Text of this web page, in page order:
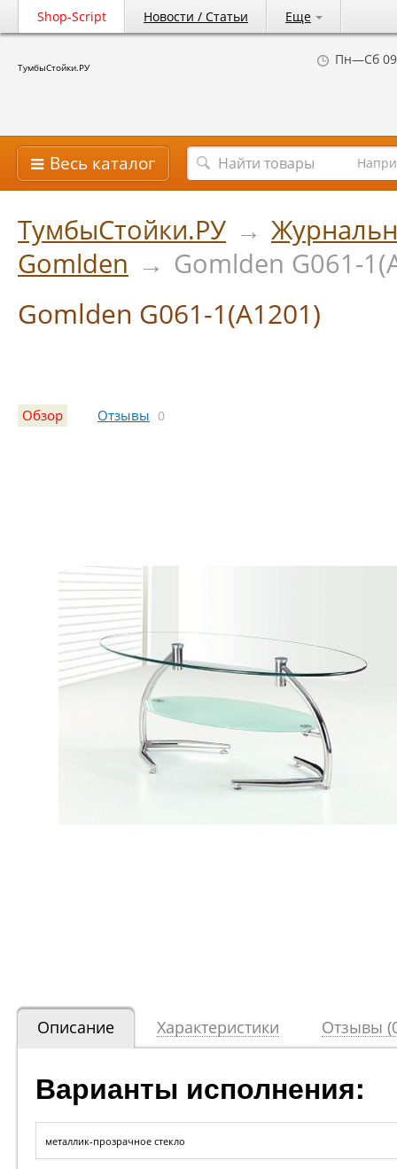
Shop-Script Новости / Статьи Еще
ТумбыСтойки.РУ Пн—Сб
Весь каталог
ТумбыСтойки.РУ →
Gomlden → Gomlden G061-
Gomlden G061-1(А1201)
Обзор Отзывы 0
Описание Характеристики Отзывы
Варианты исполнения:
металлик-прозрачное стекло